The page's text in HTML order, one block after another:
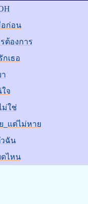
อก่อน
ต้องการ
กเธอ
จ
ม่ใช่
_แต่ไม่หาย
วฉัน
ดไหน